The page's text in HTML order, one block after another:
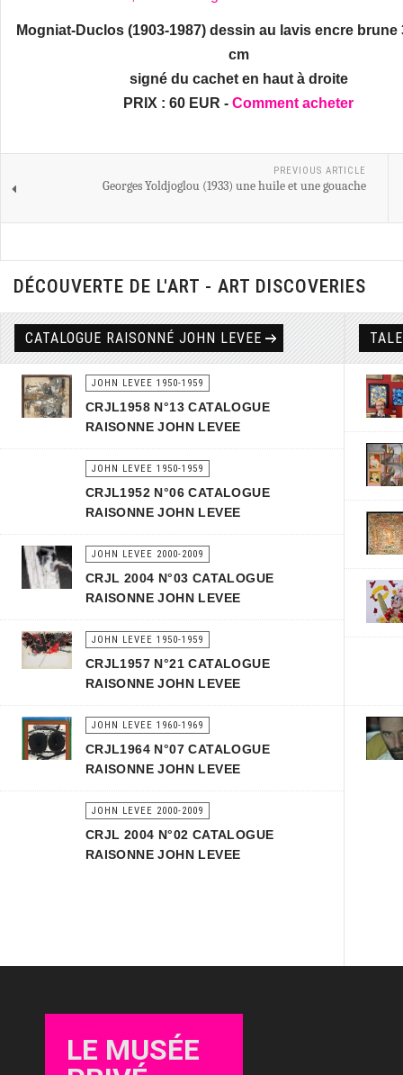
Mogniat-Duclos (1903-1987) dessin au lavis encre brune
cm
signé du cachet en haut à droite
PRIX : 60 EUR - Comment acheter
PREVIOUS ARTICLE
Georges Yoldjoglou (1933) une huile et une gouache
DÉCOUVERTE DE L'ART - ART DISCOVERIES
CATALOGUE RAISONNÉ JOHN LEVEE
JOHN LEVEE 1950-1959
CRJL1958 N°13 CATALOGUE
RAISONNE JOHN LEVEE
JOHN LEVEE 1950-1959
CRJL1952 N°06 CATALOGUE
RAISONNE JOHN LEVEE
JOHN LEVEE 2000-2009
CRJL 2004 N°03 CATALOGUE
RAISONNE JOHN LEVEE
JOHN LEVEE 1950-1959
CRJL1957 N°21 CATALOGUE
RAISONNE JOHN LEVEE
JOHN LEVEE 1960-1969
CRJL1964 N°07 CATALOGUE
RAISONNE JOHN LEVEE
JOHN LEVEE 2000-2009
CRJL 2004 N°02 CATALOGUE
RAISONNE JOHN LEVEE
LE MUSÉE